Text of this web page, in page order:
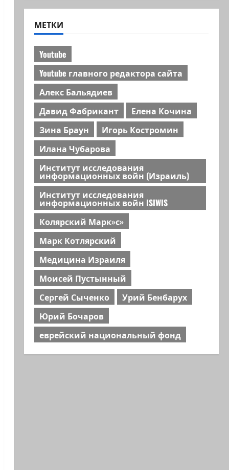
МЕТКИ
Youtube
Youtube главного редактора сайта
Алекс Бальядиев
Давид Фабрикант
Елена Кочина
Зина Браун
Игорь Костромин
Илана Чубарова
Институт исследования
информационных войн (Израиль)
Институт исследования
информационных войн ISIWIS
Колярский Марк»с»
Марк Котлярский
Медицина Израиля
Моисей Пустынный
Сергей Сыченко
Урий Бенбарух
Юрий Бочаров
еврейский национальный фонд